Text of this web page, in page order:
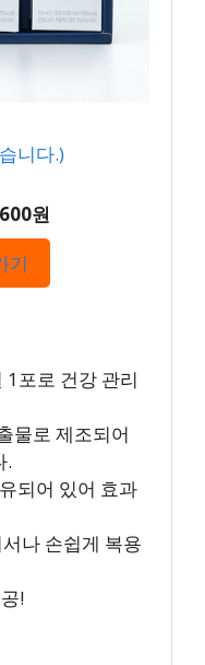
니다.)
원
기
1포로 건강 관리
물로 제조되어
.
되어 있어 효과
나 손쉽게 복용
!